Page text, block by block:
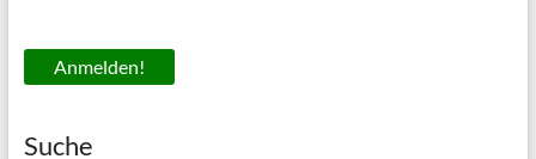
Suche